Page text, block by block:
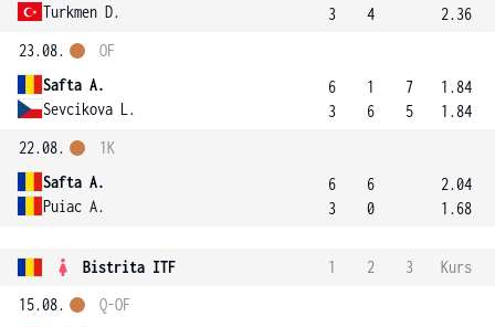
Turkmen D.
3
4
2.36
23.08.
Safta A.
Sevcikova L.
OF
6
3
1
6
7
5
1.84
1.84
22.08.
Safta A.
Puiac A.
1K
6
3
6
0
2.04
1.68
Bistrita ITF 1 2 3
Kurs
15.08.
Q-OF